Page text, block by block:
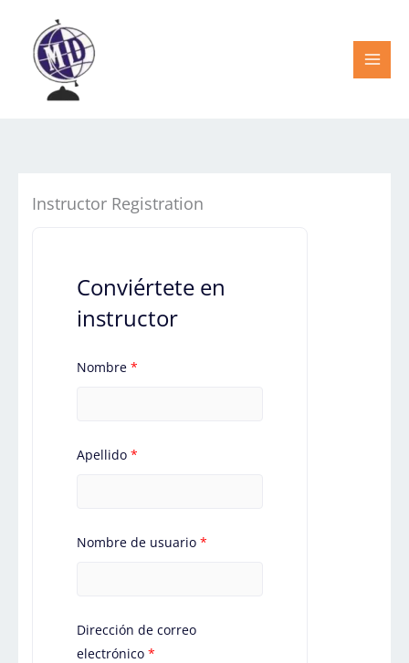
contenido
Instructor Registration
Conviértete en
instructor
Nombre *
Apellido *
Nombre de usuario *
Dirección de correo
electrónico *